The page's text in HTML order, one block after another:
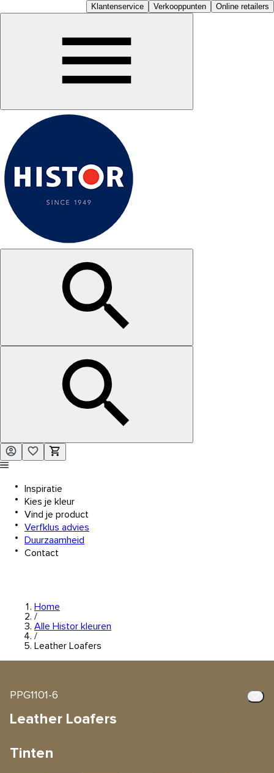
Klantenservice Verkooppunten Online retailers
Inspiratie
Kies je kleur
Vind je product
Verfklus advies
Duurzaamheid
Contact
Home
/
Alle Histor kleuren
/
Leather Loafers
PPG1101-6
Leather Loafers
Tinten